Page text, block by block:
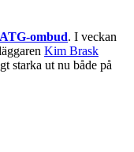
ATG-ombud. I veckan
Kim Brask
starka ut nu både på